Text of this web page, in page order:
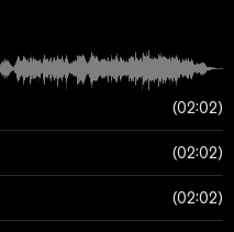
02:02
02:02
02:02